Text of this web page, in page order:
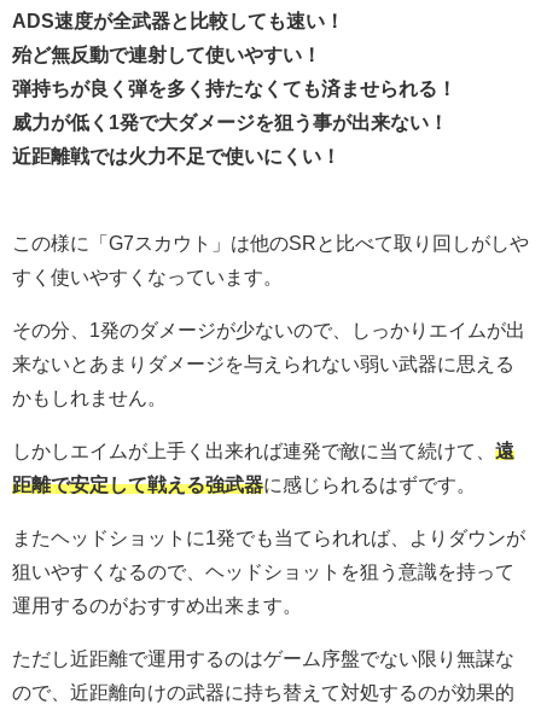
ADS速度が全武器と比較しても速い！
殆ど無反動で連射して使いやすい！
弾持ちが良く弾を多く持たなくても済ませられる！
威力が低く1発で大ダメージを狙う事が出来ない！
近距離戦では火力不足で使いにくい！
この様に「G7スカウト」は他のSRと比べて取り回しがしや
すく使いやすくなっています。
その分、1発のダメージが少ないので、しっかりエイムが出
来ないとあまりダメージを与えられない弱い武器に思える
かもしれません。
しかしエイムが上手く出来れば連発で敵に当て続けて、 遠
距離で安定して戦える強武器に感じられるはずです。
またヘッドショットに1発でも当てられれば、よりダウンが
狙いやすくなるので、ヘッドショットを狙う意識を持って
運用するのがおすすめ出来ます。
ただし近距離で運用するのはゲーム序盤でない限り無謀な
ので、近距離向けの武器に持ち替えて対処するのが効果的